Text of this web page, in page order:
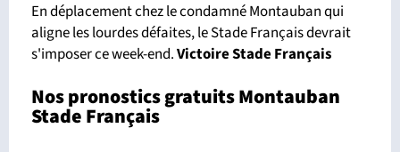
En déplacement chez le condamné Montauban qui
aligne les lourdes défaites, le Stade Français devrait
s'imposer ce week-end.Victoire Stade Français
Nos pronostics gratuits Montauban
Stade Français